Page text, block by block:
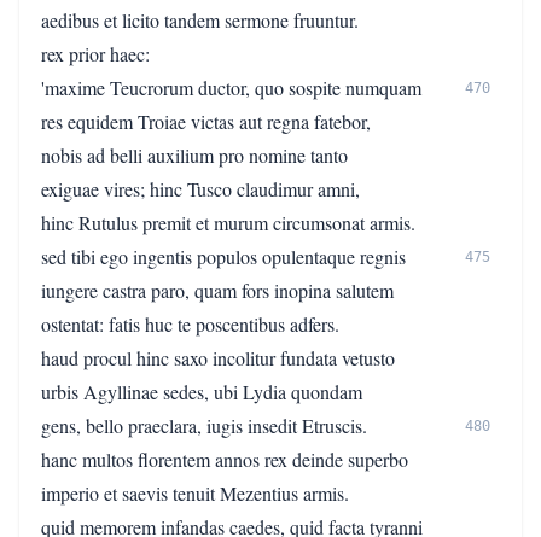
aedibus et licito tandem sermone fruuntur.
rex prior haec:
'maxime Teucrorum ductor, quo sospite numquam
470
res equidem Troiae victas aut regna fatebor,
nobis ad belli auxilium pro nomine tanto
exiguae vires; hinc Tusco claudimur amni,
hinc Rutulus premit et murum circumsonat armis.
sed tibi ego ingentis populos opulentaque regnis
475
iungere castra paro, quam fors inopina salutem
ostentat: fatis huc te poscentibus adfers.
haud procul hinc saxo incolitur fundata vetusto
urbis Agyllinae sedes, ubi Lydia quondam
gens, bello praeclara, iugis insedit Etruscis.
480
hanc multos florentem annos rex deinde superbo
imperio et saevis tenuit Mezentius armis.
quid memorem infandas caedes, quid facta tyranni